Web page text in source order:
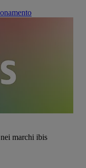
nei marchi ibis